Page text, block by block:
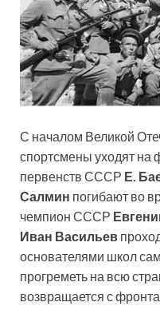
С началом Великой
спортсмены уходят
первенств СССР Е.
Салмин погибают во
чемпион СССР
Иван Васильев
основателями школ
прогреметь на всю
возвращается с